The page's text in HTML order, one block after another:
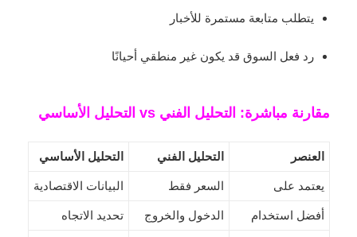
يتطلب متابعة مستمرة للأخبار
رد فعل السوق قد يكون غير منطقي أحيانًا
مقارنة مباشرة: التحليل الفني vs التحليل الأساسي
العنصر التحليل الفني التحليل الأساسي
يعتمد على السعر فقط البيانات الاقتصادية
أفضل استخدام الدخول والخروج تحديد الاتجاه